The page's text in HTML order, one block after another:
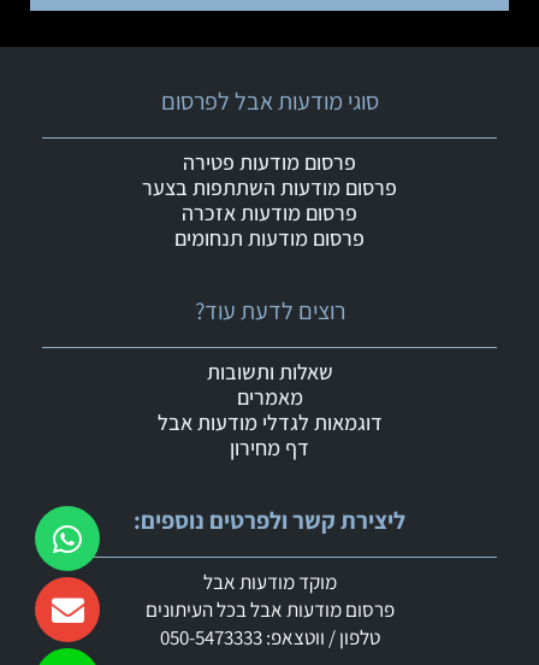
ליצירת קשר ולפרטים נוספים:
מוקד מודעות אבל
פרסום מודעות אבל בכל העיתונים
טלפון / ווטצאפ: 050-5473333
רוצים לדעת עוד?
שאלות ותשובות
מאמרים
דוגמאות לגדלי מודעות אבל
דף מחירון
סוגי מודעות אבל לפרסום
פרסום מודעות פטירה
פרסום מודעות השתתפות בצער
פרסום מודעות אזכרה
פרסום מודעות תנחומים